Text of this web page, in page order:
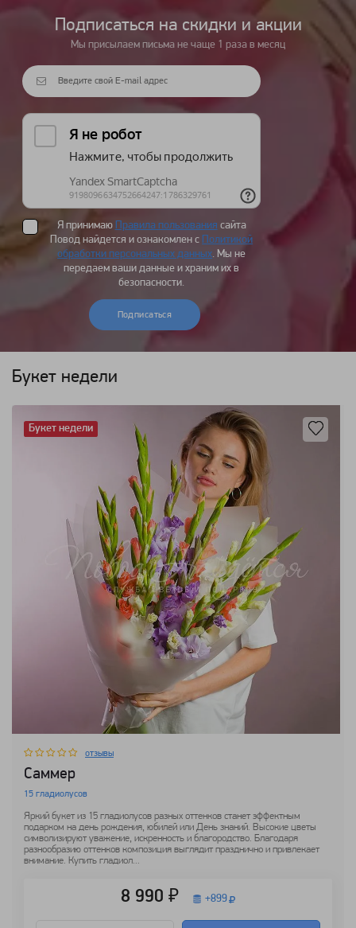
Подписаться на cкидки и акции
Мы присылаем письма не чаще 1 раза в месяц
Я принимаю Правила пользования сайта
Повод найдется и ознакомлен с Политикой
обработки персональных данных. Мы не
передаем ваши данные и храним их в
безопасности.
Подписаться
Букет недели
отзывы
Саммер
15 гладиолусов
Яркий букет из 15 гладиолусов разных оттенков станет эффектным
подарком на день рождения, юбилей или День знаний. Высокие цветы
символизируют уважение, искренность и благородство. Благодаря
разнообразию оттенков композиция выглядит празднично и привлекает
внимание. Купить гладиол...
8 990 ₽ +899
Букет недели